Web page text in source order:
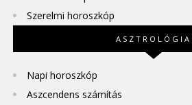
Szerelmi horoszkóp
ASZTROLÓGIA
Napi horoszkóp
Aszcendens számítás